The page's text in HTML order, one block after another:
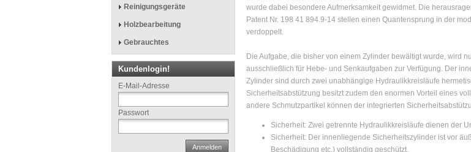
wurde dabei besondere Aufmerksamkeit gewidmet. Die
Patent Nr. 198 41 894.9-14 stellen einen Quantensprung in der
verdoppelt.
Die Aufgabe, die bisher von einem Zylinder bewältigt wurde, wird
ausschließlich für Hebe- und Senkaufgaben zur Verfügung. Der
Zylinder sind durch zwei unabhängige Hydraulikkreisläufe
Sicherheitsabstützung besitzt zudem den enormen Vorteil eines
andere Schmutzpartikel können der integrierten
Sicherheit: Zwei getrennte Hydraulikkreisläufe dienen der
Sicherheit: Der innenliegende Sicherheitszylinder ist vor
Beschädigung etc.) vollständig geschützt.
Reinigungsgeräte
Holzbearbeitung
Gebrauchtes
Kundenlogin!
E-Mail-Adresse
Passwort
Anmelden